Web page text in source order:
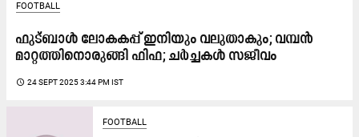
FOOTBALL
ഫുട്ബാൾ ലോകകപ്പ് ഇനിയും വലുതാകും; വമ്പൻ
മാറ്റത്തിനൊരുങ്ങി ഫിഫ; ചർച്ചകൾ സജീവം
access_time 24 SEPT 2025 3:44 PM IST
FOOTBALL